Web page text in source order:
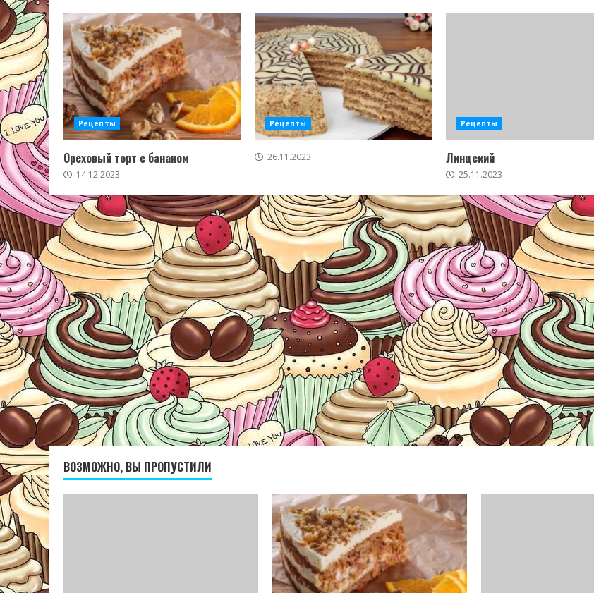
Рецепты
Ореховый торт с бананом
14.12.2023
Рецепты
26.11.2023
Рецепты
Линцский
25.11.2023
ВОЗМОЖНО, ВЫ ПРОПУСТИЛИ